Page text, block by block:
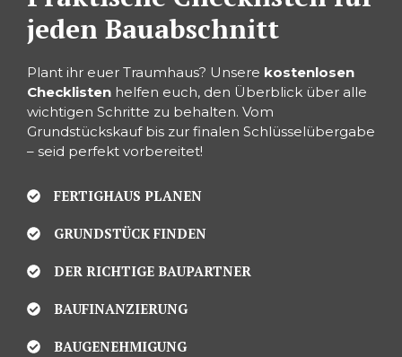
jeden Bauabschnitt
Plant ihr euer Traumhaus? Unsere kostenlosen
Checklisten helfen euch, den Überblick über alle
wichtigen Schritte zu behalten. Vom
Grundstückskauf bis zur finalen Schlüsselübergabe
– seid perfekt vorbereitet!
FERTIGHAUS PLANEN
GRUNDSTÜCK FINDEN
DER RICHTIGE BAUPARTNER
BAUFINANZIERUNG
BAUGENEHMIGUNG